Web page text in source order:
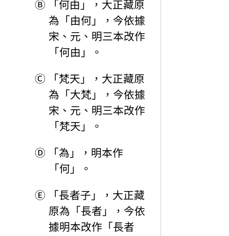
Ⓑ
「何由」，大正藏原
為「由何」，今依據
宋、元、明三本改作
「何由」。
Ⓒ
「梵天」，大正藏原
為「大梵」，今依據
宋、元、明三本改作
「梵天」。
Ⓓ
「為」，明本作
「何」。
Ⓔ
「長者子」，大正藏
原為「長者」，今依
據明本改作「長者